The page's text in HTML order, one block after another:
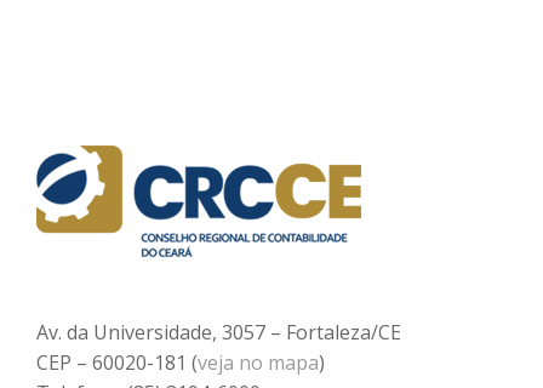
Av. da Universidade, 3057 – Fortaleza/CE
CEP – 60020-181 (veja no mapa)